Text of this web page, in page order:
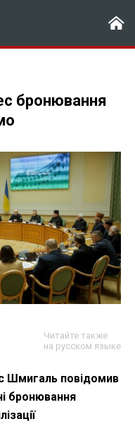
бронювання
Читайте также
на русском языке
Шмигаль повідомив
бронювання